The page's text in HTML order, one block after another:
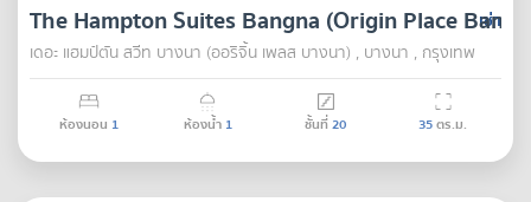
เช่า
The Hampton Suites Bangna (Origin Place
เดอะ แฮมป์ตัน สวีท บางนา (ออริจิ้น เพลส บางนา) , บางนา , กรุงเทพ
ห้องนอน 1 ห้องน้ำ 1 ชั้นที่20 35ตร.ม.